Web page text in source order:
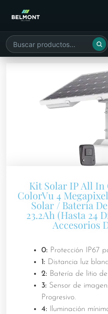
Kit Solar IP All In
ColorVu 4
Solar / Batería
23.2Ah (Hasta 24
Accesorios
0: Protección IP67
1: Distancia luz
2: Batería de litio
3: Sensor de
Progresivo.
4: Iluminación